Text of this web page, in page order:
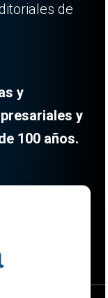
de
y
y
100 años.